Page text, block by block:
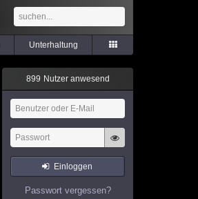
Unterhaltung
899 Nutzer anwesend
Einloggen
Passwort vergessen?